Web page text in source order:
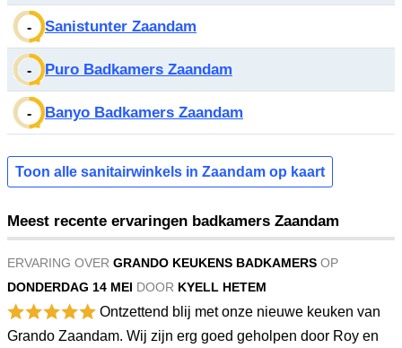
- Sanistunter Zaandam
- Puro Badkamers Zaandam
- Banyo Badkamers Zaandam
Toon alle sanitairwinkels in Zaandam op kaart
Meest recente ervaringen badkamers Zaandam
ERVARING OVER GRANDO KEUKENS BADKAMERS OP
DONDERDAG 14 MEI DOOR KYELL HETEM
Ontzettend blij met onze nieuwe keuken van
Grando Zaandam. Wij zijn erg goed geholpen door Roy en